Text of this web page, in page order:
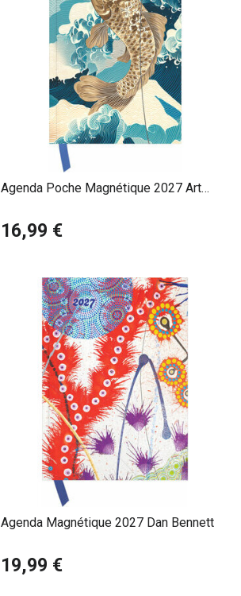
Agenda Poche Magnétique 2027 Art
16,99 €
Agenda Magnétique 2027 Dan Bennett
19,99 €